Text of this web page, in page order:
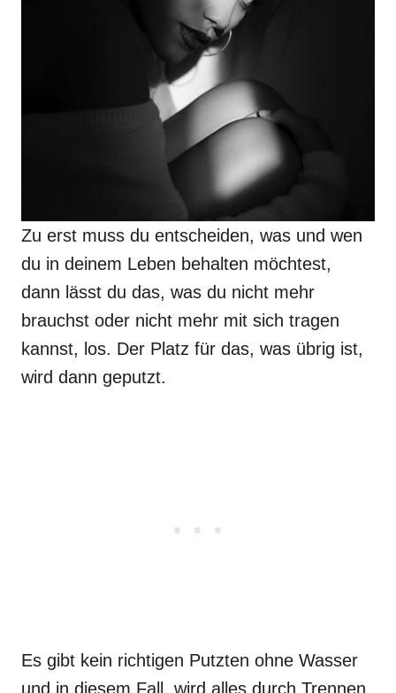
Zu erst muss du entscheiden, was und wen
du in deinem Leben behalten möchtest,
dann lässt du das, was du nicht mehr
brauchst oder nicht mehr mit sich tragen
kannst, los. Der Platz für das, was übrig ist,
wird dann geputzt.
Es gibt kein richtigen Putzten ohne Wasser
und in diesem Fall, wird alles durch Trennen